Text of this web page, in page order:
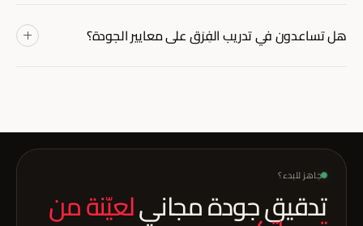
أنظمة BI الكبرى (Tableau وPower BI وLooker) لعرض البيانات في
لوحات تحكّم مؤسستكم.
هل تساعدون في تدريب الفِرَق على معايير الجودة؟
جاهز للبدء؟
تدقيق جودة مجانيلعيّنة من